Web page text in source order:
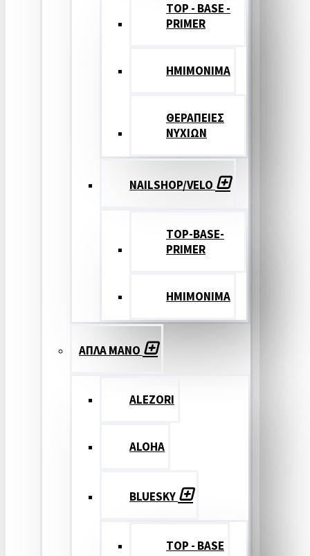
TOP - BASE -
PRIMER
ΗΜΙΜΟΝΙΜΑ
ΘΕΡΑΠΕΙΕΣ
ΝΥΧΙΩΝ
NAILSHOP/VELO
TOP-BASE-
PRIMER
ΗΜΙΜΟΝΙΜΑ
ΑΠΛΑ ΜΑΝΟ
ALEZORI
ALOHA
BLUESKY
TOP - BASE